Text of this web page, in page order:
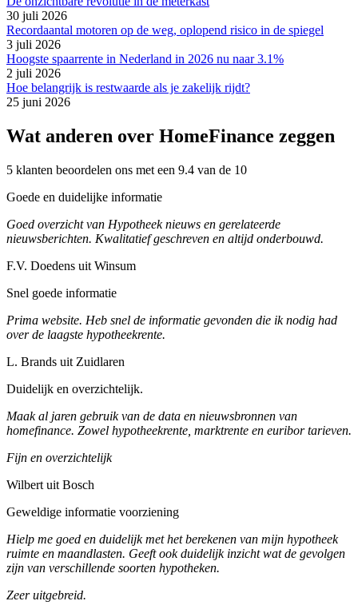
30 juli 2026
Recordaantal motoren op de weg, oplopend risico in de spiegel
3 juli 2026
Hoogste spaarrente in Nederland in 2026 nu naar 3.1%
2 juli 2026
Hoe belangrijk is restwaarde als je zakelijk rijdt?
25 juni 2026
Wat anderen over HomeFinance zeggen
5 klanten beoordelen ons met een 9.4 van de 10
Goede en duidelijke informatie
Goed overzicht van Hypotheek nieuws en gerelateerde
nieuwsberichten. Kwalitatief geschreven en altijd onderbouwd.
F.V. Doedens uit Winsum
Snel goede informatie
Prima website. Heb snel de informatie gevonden die ik nodig had
over de laagste hypotheekrente.
L. Brands uit Zuidlaren
Duidelijk en overzichtelijk.
Maak al jaren gebruik van de data en nieuwsbronnen van
homefinance. Zowel hypotheekrente, marktrente en euribor tarieven.
Fijn en overzichtelijk
Wilbert uit Bosch
Geweldige informatie voorziening
Hielp me goed en duidelijk met het berekenen van mijn hypotheek
ruimte en maandlasten. Geeft ook duidelijk inzicht wat de gevolgen
zijn van verschillende soorten hypotheken.
Zeer uitgebreid.